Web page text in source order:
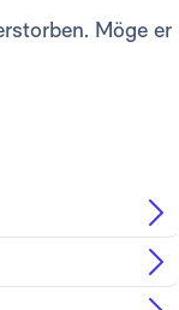
Möge er